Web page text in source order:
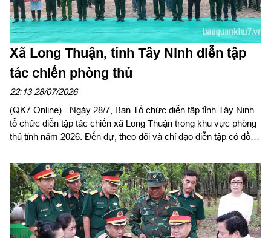
Xã Long Thuận, tỉnh Tây Ninh diễn tập
tác chiến phòng thủ
22:13 28/07/2026
(QK7 Online) - Ngày 28/7, Ban Tổ chức diễn tập tỉnh Tây Ninh
tổ chức diễn tập tác chiến xã Long Thuận trong khu vực phòng
thủ tỉnh năm 2026. Đến dự, theo dõi và chỉ đạo diễn tập có đồng
ban tổ chức diễn tập tỉnh; Đại tá Trần Đình Hưng, Phó Chỉ huy
trưởng, Tham mưu trưởng Bộ CHQS tỉnh, Ủy viên Ban Chỉ đạo
diễn tập tỉnh, Phó Trưởng ban thường trực Ban tổ chức diễn tập
tỉnh; Đại tá Phạm Ngọc Thạch, Phó Chỉ huy trưởng Bộ CHQS
tỉnh.